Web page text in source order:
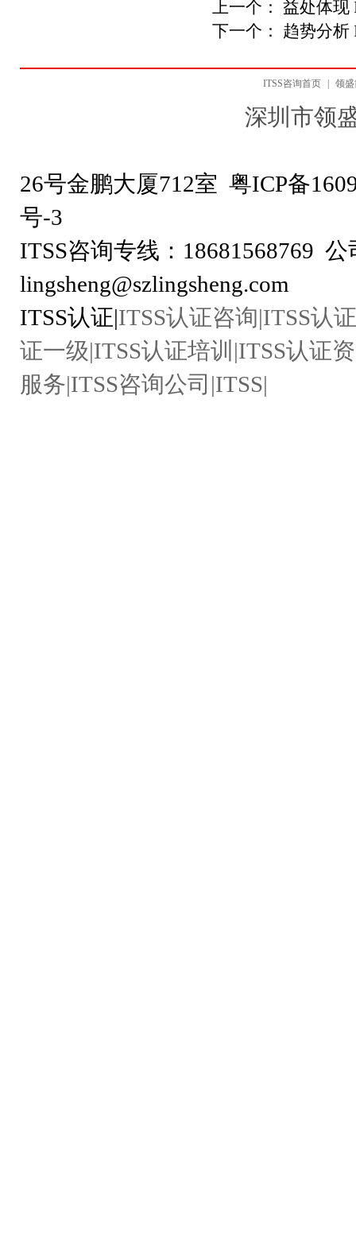
上一个： 益处体现
下一个： 趋势分析
ITSS咨询首页 领
深圳市领
26号金鹏大厦712室 粤ICP备
号-
ITSS咨询专线：18681568769
lingsheng@szlingsheng.com
ITSS认证|ITSS认证咨询|ITSS认
证一级|ITSS认证培训|ITSS认证
服务|ITSS咨询公司|ITSS|